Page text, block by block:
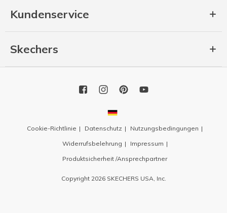
Kundenservice
Skechers
Cookie-Richtlinie Datenschutz
Nutzungsbedingungen
Widerrufsbelehrung
Impressum
Produktsicherheit /Ansprechpartner
Copyright 2026 SKECHERS USA, Inc.